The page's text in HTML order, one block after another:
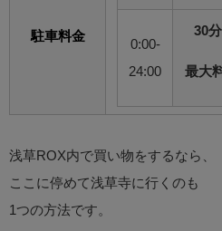
駐車料金
0:00-
24:00
30
最大
浅草ROX内で買い物をするなら、
ここに停めて浅草寺に行くのも
1つの方法です。